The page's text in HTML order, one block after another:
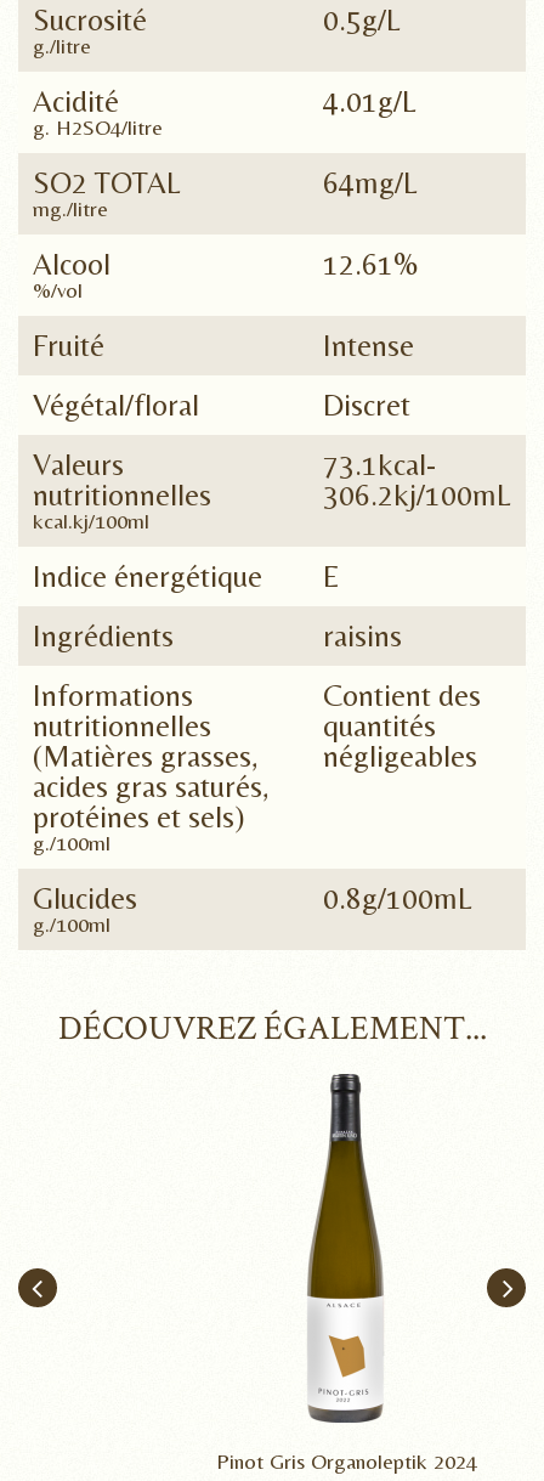
Sucrosité
g./litre
0.5g/L
Acidité
g. H2SO4/litre
4.01g/L
SO2 TOTAL
mg./litre
64mg/L
Alcool
%/vol
12.61%
Fruité
Intense
Végétal/floral
Discret
Valeurs
nutritionnelles
kcal.kj/100ml
73.1kcal-
306.2kj/100mL
Indice énergétique
E
Ingrédients
raisins
Informations
nutritionnelles
(Matières grasses,
acides gras saturés,
protéines et sels)
g./100ml
Contient des
quantités
négligeables
Glucides
g./100ml
0.8g/100mL
DÉCOUVREZ ÉGALEMENT...
Pinot Gris Organoleptik 2024